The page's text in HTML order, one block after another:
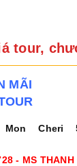
tour,
MÃI
Mon Cheri
- MS THANH